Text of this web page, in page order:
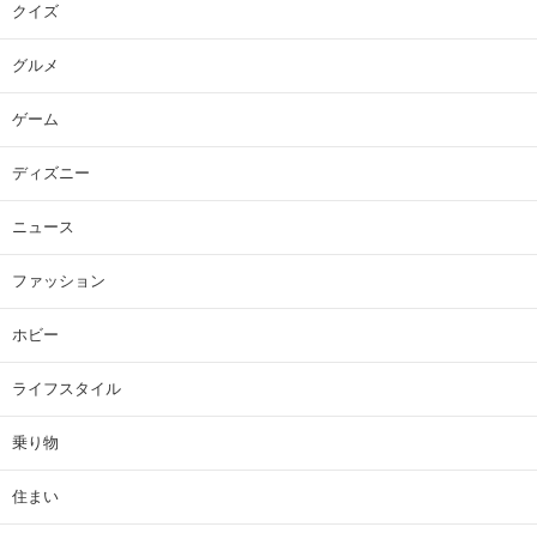
クイズ
グルメ
ゲーム
ディズニー
ニュース
ファッション
ホビー
ライフスタイル
乗り物
住まい